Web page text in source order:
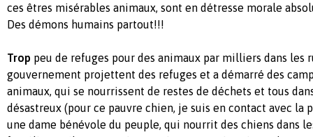
ces êtres misérables animaux, sont en détresse morale
Des démons humains partout!!!
Trop peu de refuges pour des animaux par milliers dans les
gouvernement projettent des refuges et a démarré des
animaux, qui se nourrissent de restes de déchets et tous
désastreux (pour ce pauvre chien, je suis en contact avec la
une dame bénévole du peuple, qui nourrit des chiens dans